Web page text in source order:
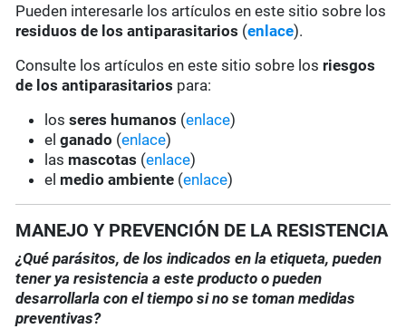
Pueden interesarle los artículos en este sitio sobre los
residuos de los antiparasitarios (enlace).
Consulte los artículos en este sitio sobre los riesgos
de los antiparasitarios para:
losseres humanos (enlace)
elganado (enlace)
las mascotas (enlace)
el medio ambiente (enlace)
MANEJO Y PREVENCIÓN DE LA RESISTENCIA
¿Qué parásitos, de los indicados en la etiqueta, pueden
tener ya resistencia a este producto o pueden
desarrollarla con el tiempo si no se toman medidas
preventivas?